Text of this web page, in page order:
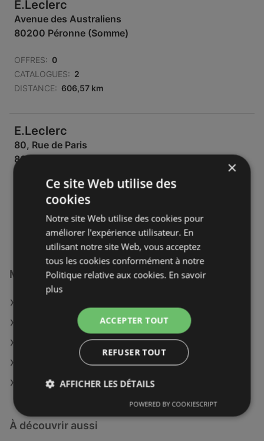
E.Leclerc
Avenue des Australiens
80200 Péronne (Somme)
OFFRES: 0
CATALOGUES: 2
DISTANCE: 606,57 km
E.Leclerc
80, Rue de Paris
80400 Muille-Villette
OFFRES: 0
CATALOGUES: 2
DISTANCE:
610,64 km
Magasins E.Leclerc à :
E.Leclerc à Issoudun
E.Leclerc à Langres
E.Leclerc à Boulogne-sur-Mer
E.Leclerc à Vervins
À découvrir aussi
×
Ce site Web utilise des
cookies
Notre site Web utilise des cookies pour
améliorer l'expérience utilisateur. En
utilisant notre site Web, vous acceptez
tous les cookies conformément à notre
Politique relative aux cookies. En savoir
plus
ACCEPTER TOUT
REFUSER TOUT
AFFICHER LES DÉTAILS
POWERED BY COOKIESCRIPT